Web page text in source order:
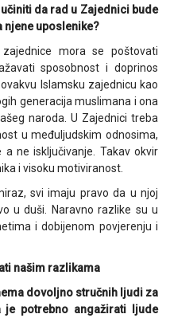
da rad u Zajednici bude
njene uposlenike?
mora se poštovati
sposobnost i doprinos
Islamsku zajednicu kao
generacija muslimana i ona
naroda. U Zajednici treba
u međuljudskim odnosima,
ne isključivanje. Takav okvir
i visoku motiviranost.
svi imaju pravo da u njoj
u duši. Naravno razlike su u
i dobijenom povjerenju i
našim razlikama
dovoljno stručnih ljudi za
potrebno angažirati ljude